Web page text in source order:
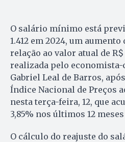
O salário mínimo está
1.412 em 2024, um aumento
relação ao valor atual de
realizada pelo economista-
Gabriel Leal de Barros,
Índice Nacional de Preços
nesta terça-feira, 12, que
3,85% nos últimos 12
O cálculo do reajuste do